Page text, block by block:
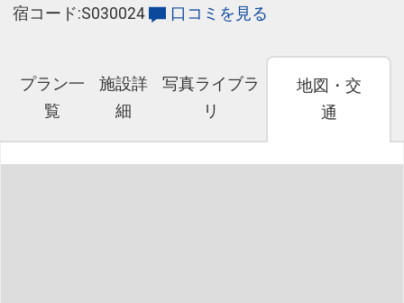
宿コード:S030024
口コミを見る
プラン一
覧
施設詳
細
写真ライブラ
リ
地図・交
通